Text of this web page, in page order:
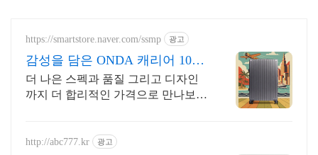
https://smartstore.naver.com/ssmp 광고
감성을 담은 ONDA 캐리어 10년
A/S보장, 당일출고
더 나은 스펙과 품질 그리고 디자인
까지 더 합리적인 가격으로 만나보세
http://abc777.kr 광고